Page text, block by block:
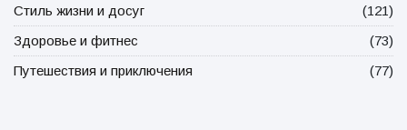
Стиль жизни и досуг
(121)
Здоровье и фитнес
(73)
Путешествия и приключения
(77)